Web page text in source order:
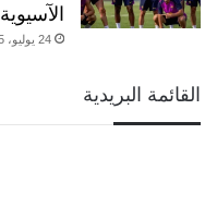
الآسيوية
24 يوليو، 2025
القائمة البريدية